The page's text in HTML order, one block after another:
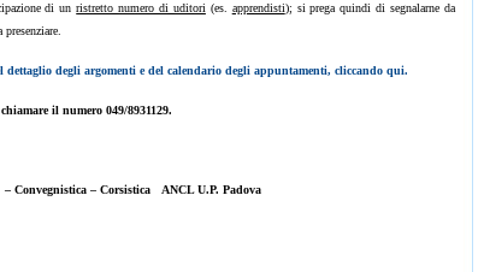
di unristretto numero di uditori (es. apprendisti); si prega quindi di segnalarne da
dettaglio degli argomenti e del calendario degli appuntamenti, cliccando qui.
il numero 049/8931129.
– Convegnistica – Corsistica ANCL U.P. Padova